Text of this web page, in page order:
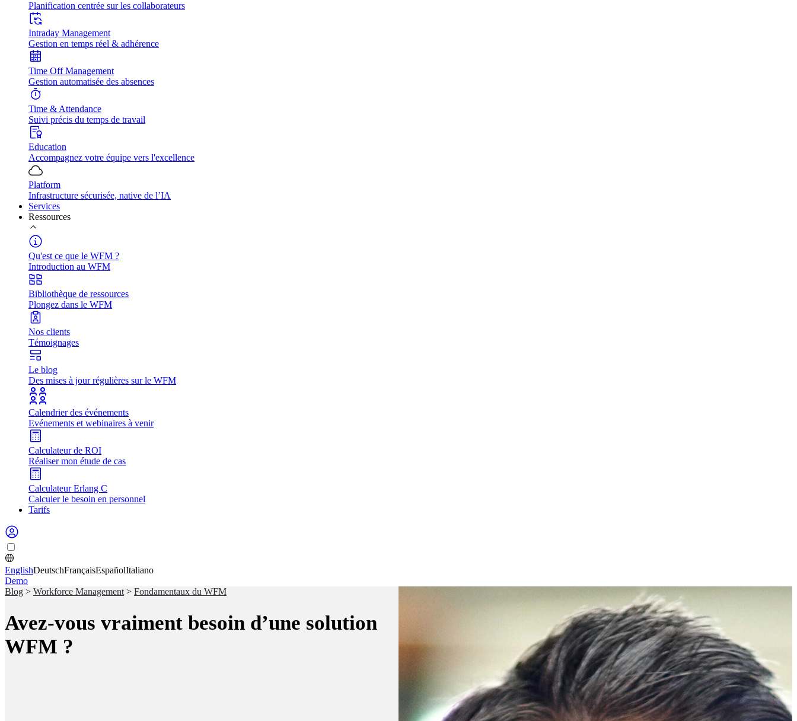
Planification centrée sur les collaborateurs
Intraday Management
Gestion en temps réel & adhérence
Time Off Management
Gestion automatisée des absences
Time & Attendance
Suivi précis du temps de travail
Education
Accompagnez votre équipe vers l'excellence
Platform
Infrastructure sécurisée, native de l’IA
Services
Ressources
Qu'est ce que le WFM ?
Introduction au WFM
Bibliothèque de ressources
Plongez dans le WFM
Nos clients
Témoignages
Le blog
Des mises à jour régulières sur le WFM
Calendrier des événements
Evénements et webinaires à venir
Calculateur de ROI
Réaliser mon étude de cas
Calculateur Erlang C
Calculer le besoin en personnel
Tarifs
EnglishDeutschFrançaisEspañolItaliano
Demo
Blog > Workforce Management > Fondamentaux du WFM
Avez-vous vraiment besoin d’une solution
WFM ?